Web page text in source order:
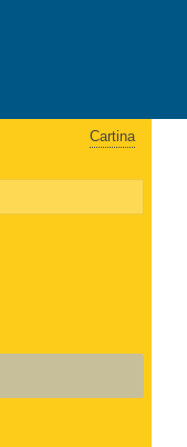
Cartina